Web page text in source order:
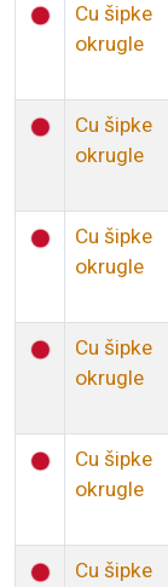
Cu šipke
okrugle
Cu šipke
okrugle
Cu šipke
okrugle
Cu šipke
okrugle
Cu šipke
okrugle
Cu šipke